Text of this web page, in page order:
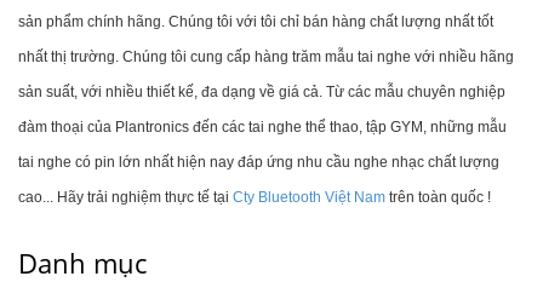
sản phẩm chính hãng. Chúng tôi với tôi chỉ bán hàng chất lượng nhất tốt
nhất thị trường. Chúng tôi cung cấp hàng trăm mẫu tai nghe với nhiều hãng
sản suất, với nhiều thiết kế, đa dạng về giá cả. Từ các mẫu chuyên nghiệp
đàm thoại của Plantronics đến các tai nghe thể thao, tập GYM, những mẫu
tai nghe có pin lớn nhất hiện nay đáp ứng nhu cầu nghe nhạc chất lượng
cao... Hãy trải nghiệm thực tế tại Cty Bluetooth Việt Nam trên toàn quốc !
Danh mục